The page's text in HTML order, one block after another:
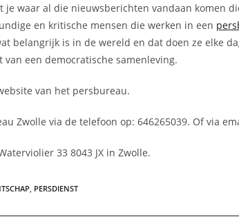
je waar al die nieuwsberichten vandaan komen
en kritische mensen die werken in een
belangrijk is in de wereld en dat doen ze elke
een democratische samenleving.
van het persbureau.
Zwolle via de telefoon op: 646265039. Of via
33 8043 JX in Zwolle.
PERSDIENST